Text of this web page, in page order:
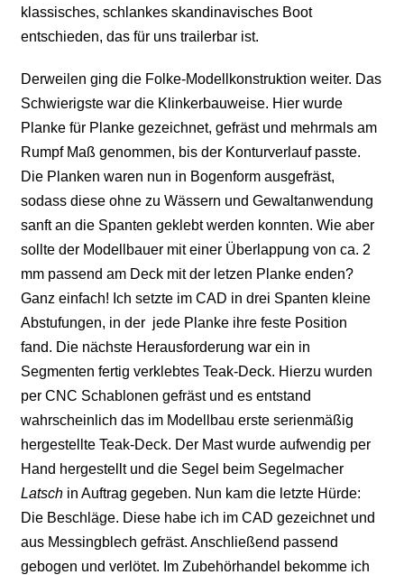
klassisches, schlankes skandinavisches Boot
entschieden, das für uns trailerbar ist.
Derweilen ging die Folke-Modellkonstruktion weiter. Das
Schwierigste war die Klinkerbauweise. Hier wurde
Planke für Planke gezeichnet, gefräst und mehrmals am
Rumpf Maß genommen, bis der Konturverlauf passte.
Die Planken waren nun in Bogenform ausgefräst,
sodass diese ohne zu Wässern und Gewaltanwendung
sanft an die Spanten geklebt werden konnten. Wie aber
sollte der Modellbauer mit einer Überlappung von ca. 2
mm passend am Deck mit der letzen Planke enden?
Ganz einfach! Ich setzte im CAD in drei Spanten kleine
Abstufungen, in der jede Planke ihre feste Position
fand. Die nächste Herausforderung war ein in
Segmenten fertig verklebtes Teak-Deck. Hierzu wurden
per CNC Schablonen gefräst und es entstand
wahrscheinlich das im Modellbau erste serienmäßig
hergestellte Teak-Deck. Der Mast wurde aufwendig per
Hand hergestellt und die Segel beim Segelmacher
Latsch in Auftrag gegeben. Nun kam die letzte Hürde:
Die Beschläge. Diese habe ich im CAD gezeichnet und
aus Messingblech gefräst. Anschließend passend
gebogen und verlötet. Im Zubehörhandel bekomme ich